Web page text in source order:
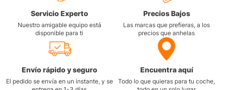
Servicio Experto
Nuestro amigable equipo está
disponible para ti
Precios Bajos
Las marcas que prefieras, a los
precios que anhelas
Envío rápido y seguro
El pedido se envía en un instante, y se
Encuentra aquí
Todo lo que quieras para tu coche,